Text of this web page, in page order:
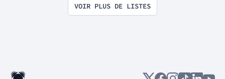
VOIR PLUS DE LISTES